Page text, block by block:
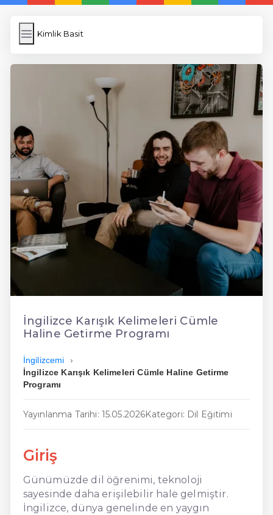
Kimlik Basit
Kimlik Basit
Link Kısaltma
5 Günde İngilizce
İngilizce
Dil Eğitimi
En Hızlı İngilizce
En Kolay İngilizce
En Uygun İngilizce
İngilizce Karışık Kelimeleri Cümle
Haline Getirme Programı
İngilizcemi
İngilizce Karışık Kelimeleri Cümle Haline Getirme
Programı
Yayınlanma Tarihi: 15.05.2026Kategori: Dil Eğitimi
Giriş
Günümüzde dil öğrenimi, teknoloji
sayesinde daha erişilebilir hale gelmiştir.
İngilizce, dünya genelinde en yaygın